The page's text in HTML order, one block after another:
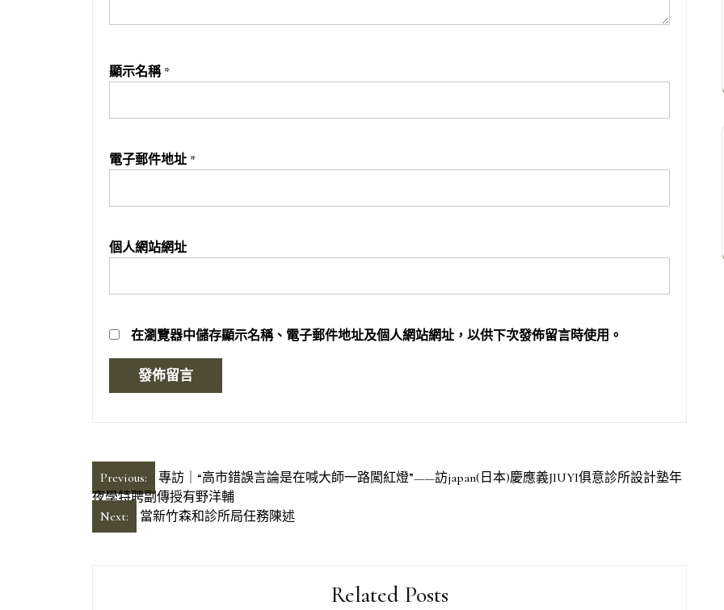
顯示名稱 *
電子郵件地址 *
個人網站網址
在瀏覽器中儲存顯示名稱、電子郵件地址及個人網站網址，以供下次發佈留言時使用。
文
章
Previous:
專訪｜“高市錯誤言論是在喊大師一路闖紅燈”——訪japan(日本)慶應義JIUYI俱意診所設計塾年
夜學特聘副傳授有野洋輔
Next:
當新竹森和診所局任務陳述
Related Posts